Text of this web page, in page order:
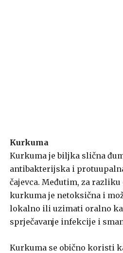
Kurkuma
Kurkuma je biljka slična
antibakterijska i
čajevca. Međutim, za razliku
kurkuma je netoksična i
lokalno ili uzimati oralno
sprječavanje infekcije i
Kurkuma se obično koristi